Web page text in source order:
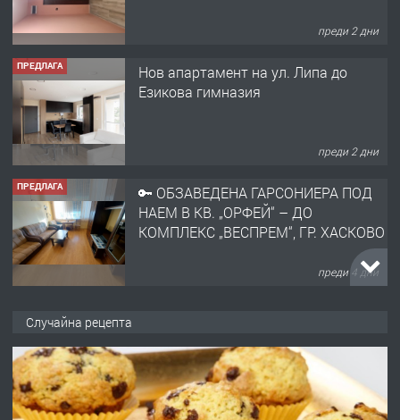
преди 2 дни
ПРЕДЛАГА
Нов апартамент на ул. Липа до
Езикова гимназия
преди 2 дни
ПРЕДЛАГА
🔑 ОБЗАВЕДЕНА ГАРСОНИЕРА ПОД
НАЕМ В КВ. „ОРФЕЙ“ – ДО
КОМПЛЕКС „ВЕСПРЕМ“, ГР. ХАСКОВО
преди 4 дни
АПАРТАМЕНТ В ЦЕНТЪРА НА ГР.
ХАСКОВО
преди 4 дни
Случайна рецепта